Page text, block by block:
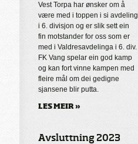
Vest Torpa har ønsker om å
være med i toppen i si avdeling
i 6. divisjon og er slik sett ein
fin motstander for oss som er
med i Valdresavdelinga i 6. div.
FK Vang spelar ein god kamp
og kan fort vinne kampen med
fleire mål om dei gedigne
sjansene blir putta.
LES MEIR »
Avsluttning 2023